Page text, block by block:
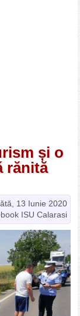
și o
rănită
13 Iunie 2020
ISU Calarasi